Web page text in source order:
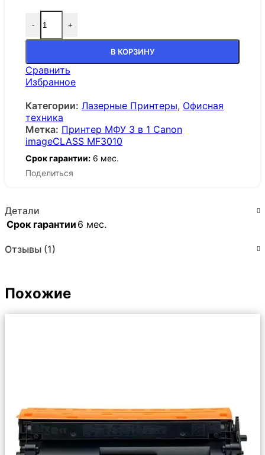
- +
В КОРЗИНУ
Сравнить
Избранное
Категории: Лазерные Принтеры, Офисная
техника
Метка: Принтер МФУ 3 в 1 Canon
imageCLASS MF3010
Срок гарантии: 6 мес.
Поделиться
Детали
Срок гарантии 6 мес.
Отзывы (1)
Похожие